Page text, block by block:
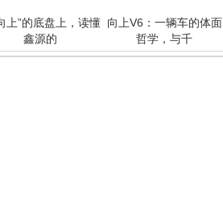
上”的底盘上，读懂
鑫源的
向上V6：一辆车的体面
哲学，与千